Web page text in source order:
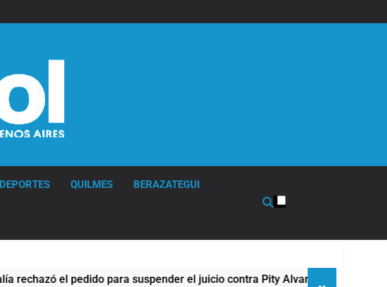
DEPORTES QUILMES BERAZATEGUI
el pedido para suspender el juicio contra Pity Alvarez